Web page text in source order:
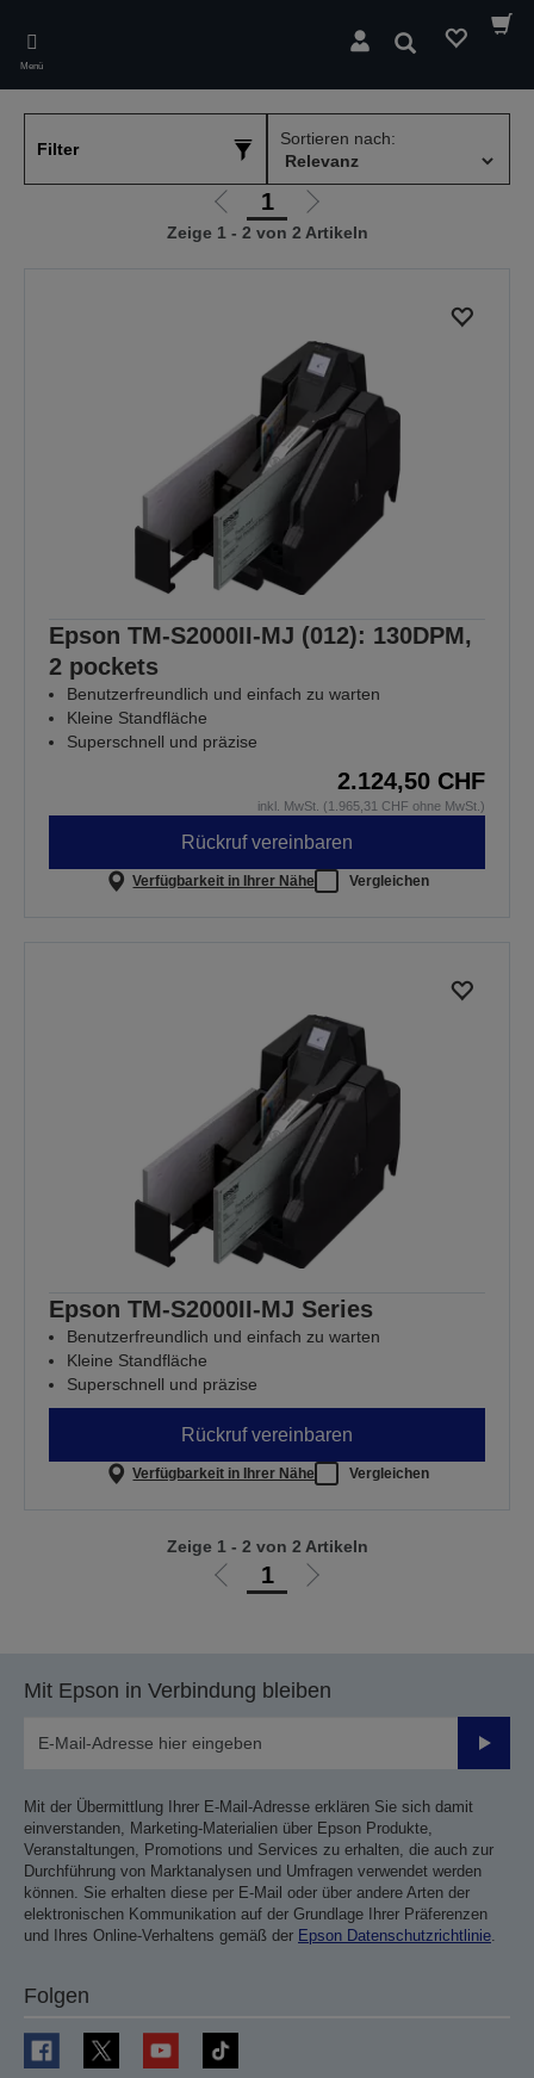
main
content
Menü
Suchen
Filter
Sortieren nach:
Zur
vorherigen
1
Zur
nächsten
Zeige 1 - 2 von 2 Artikeln
Epson TM-S2000II-MJ (012): 130DPM,
2 pockets
Benutzerfreundlich und einfach zu warten
Kleine Standfläche
Superschnell und präzise
2.124,50 CHF
inkl. MwSt. (1.965,31 CHF ohne MwSt.)
Rückruf vereinbaren
Verfügbarkeit in Ihrer Nähe Vergleichen
Epson TM-S2000II-MJ Series
Benutzerfreundlich und einfach zu warten
Kleine Standfläche
Superschnell und präzise
Rückruf vereinbaren
Verfügbarkeit in Ihrer Nähe Vergleichen
Zur 1
Zur
Zeige 1 - 2 von 2 Artikeln
Mit Epson in Verbindung bleiben
Mit der Übermittlung Ihrer E-Mail-Adresse erklären Sie sich damit
einverstanden, Marketing-Materialien über Epson Produkte,
Veranstaltungen, Promotions und Services zu erhalten, die auch zur
Durchführung von Marktanalysen und Umfragen verwendet werden
können. Sie erhalten diese per E-Mail oder über andere Arten der
elektronischen Kommunikation auf der Grundlage Ihrer Präferenzen
und Ihres Online-Verhaltens gemäß der Epson Datenschutzrichtlinie.
Folgen